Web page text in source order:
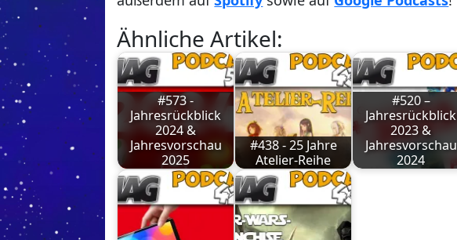
Ähnliche Artikel:
#573 -
Jahresrückblick
2024 &
Jahresvorschau
2025
#438 - 25 Jahre
Atelier-Reihe
#520 –
Jahresrückblick
2023 &
Jahresvorschau
2024